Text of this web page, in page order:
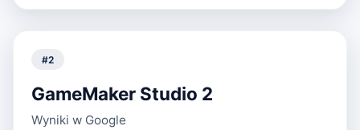
#2
GameMaker Studio 2
Wyniki w Google